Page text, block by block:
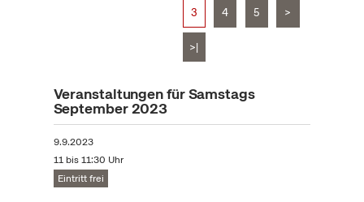
3 4 5 >
>|
Veranstaltungen für Samstags
September 2023
9.9.2023
11 bis 11:30 Uhr
Eintritt frei